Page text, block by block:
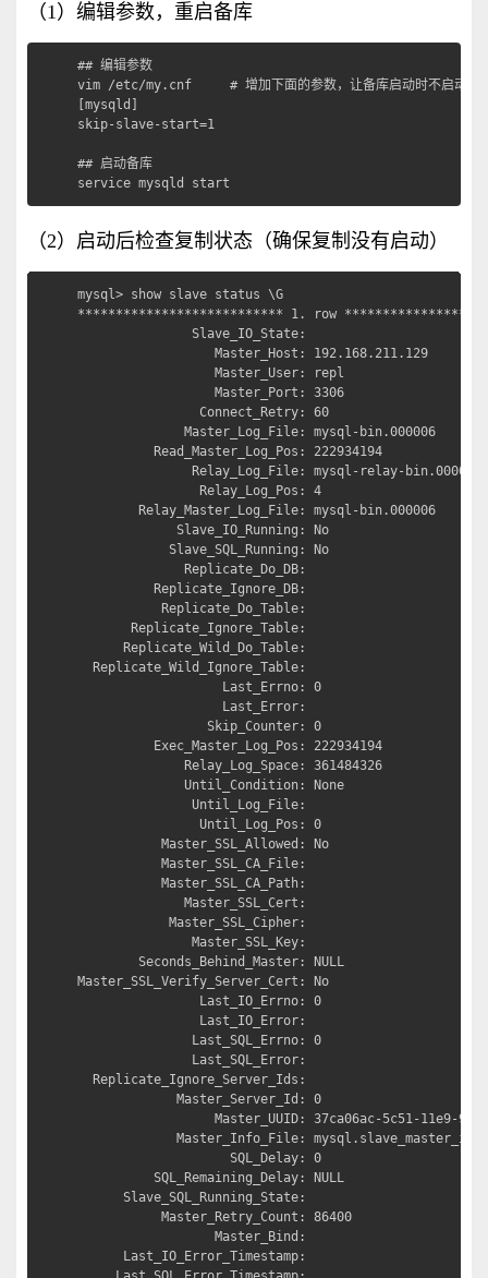
（1）编辑参数，重启备库
## 编辑参数
vim /etc/my.cnf     # 增加下面的参数，让备库启动时不启动复
[mysqld]
skip-slave-start=1
## 启动备库
service mysqld start
（2）启动后检查复制状态（确保复制没有启动）
mysql> show slave status \G
*************************** 1. row
Slave_IO_State:
Master_Host: 192.168.211.129
Master_User: repl
Master_Port: 3306
Connect_Retry: 60
Master_Log_File: mysql-bin.000006
Read_Master_Log_Pos: 222934194
Relay_Log_File: mysql-relay-bin.000008
Relay_Log_Pos: 4
Relay_Master_Log_File: mysql-bin.000006
Slave_IO_Running: No
Slave_SQL_Running: No
Replicate_Do_DB:
Replicate_Ignore_DB:
Replicate_Do_Table:
Replicate_Ignore_Table:
Replicate_Wild_Do_Table:
Replicate_Wild_Ignore_Table:
Last_Errno: 0
Last_Error:
Skip_Counter: 0
Exec_Master_Log_Pos: 222934194
Relay_Log_Space: 361484326
Until_Condition: None
Until_Log_File:
Until_Log_Pos: 0
Master_SSL_Allowed: No
Master_SSL_CA_File:
Master_SSL_CA_Path:
Master_SSL_Cert:
Master_SSL_Cipher:
Master_SSL_Key:
Seconds_Behind_Master: NULL
Master_SSL_Verify_Server_Cert: No
Last_IO_Errno: 0
Last_IO_Error:
Last_SQL_Errno: 0
Last_SQL_Error:
Replicate_Ignore_Server_Ids:
Master_Server_Id: 0
Master_UUID: 37ca06ac-5c51-11e9-9d3b-
Master_Info_File: mysql.slave_master_info
SQL_Delay: 0
SQL_Remaining_Delay: NULL
Slave_SQL_Running_State:
Master_Retry_Count: 86400
Master_Bind:
Last_IO_Error_Timestamp: